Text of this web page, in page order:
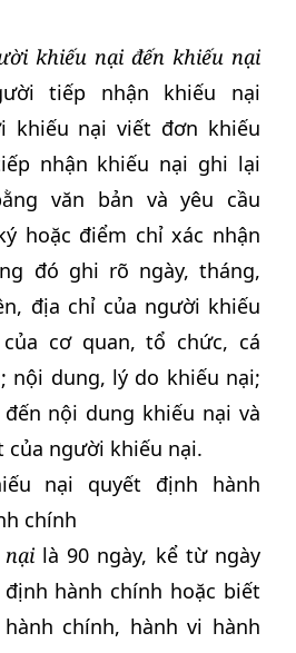
khiếu nại đến khiếu nại
tiếp nhận khiếu nại
khiếu nại viết đơn khiếu
nhận khiếu nại ghi lại
văn bản và yêu cầu
hoặc điểm chỉ xác nhận
đó ghi rõ ngày, tháng,
địa chỉ của người khiếu
cơ quan, tổ chức, cá
nội dung, lý do khiếu nại;
nội dung khiếu nại và
của người khiếu nại.
nại quyết định hành
chính
là 90 ngày, kể từ ngày
hành chính hoặc biết
chính, hành vi hành